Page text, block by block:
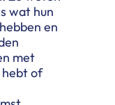
wat hun
en
met
hebt of